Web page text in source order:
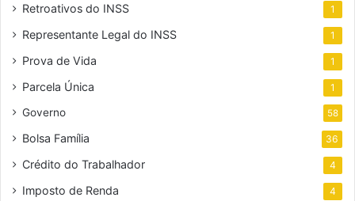
Retroativos do INSS 1
Representante Legal do INSS 1
Prova de Vida 1
Parcela Única 1
Governo 58
Bolsa Família 36
Crédito do Trabalhador 4
Imposto de Renda 4